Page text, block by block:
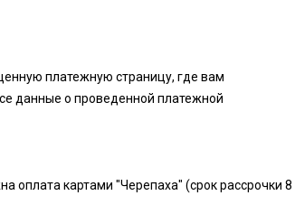
платежную страницу, где вам
данные о проведенной платежной
оплата картами "Черепаха" (срок рассрочки 8